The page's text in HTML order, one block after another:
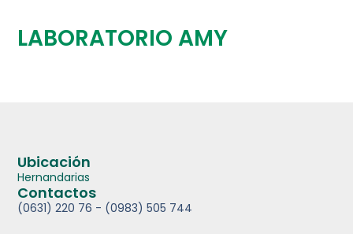
LABORATORIO AMY
Ubicación
Hernandarias
Contactos
(0631) 220 76 - (0983) 505 744